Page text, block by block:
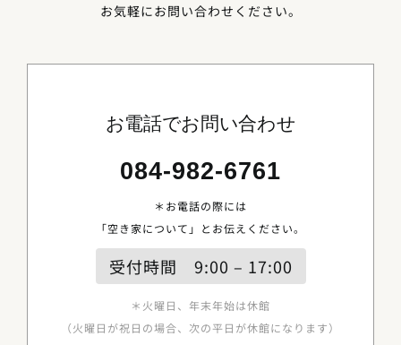
お気軽にお問い合わせください。
お電話でお問い合わせ
084-982-6761
＊お電話の際には
「空き家について」とお伝えください。
受付時間 9:00 – 17:00
＊火曜日、年末年始は休館
（火曜日が祝日の場合、次の平日が休館になります）